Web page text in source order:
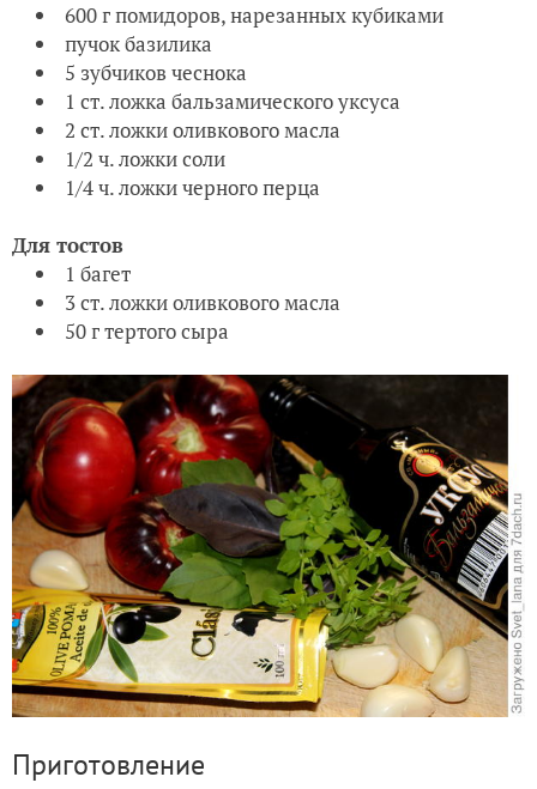
600 г помидоров, нарезанных кубиками
пучок базилика
5 зубчиков чеснока
1 ст. ложка бальзамического уксуса
2 ст. ложки оливкового масла
1/2 ч. ложки соли
1/4 ч. ложки черного перца
Для тостов
1 багет
3 ст. ложки оливкового масла
50 г тертого сыра
Приготовление